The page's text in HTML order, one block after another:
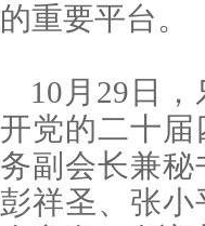
的重要平台。
10月29日，
开党的二十
务副会长兼
彭祥圣、张